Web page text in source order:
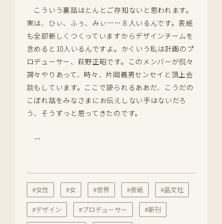
こういう裏話はとんとご存知ないと思われます。
実は、ひぃ、ふぅ、みぃ……８人いるんです。表紙
も全部新しくつくっていますからデザインチームを
含めると10人いるんですよ。かくいう私は計画のプ
ロデューサー、萩野正昭です。このメンバーが侃々
諤々やりあって、時々、片岡義男センセイと頂上会
談もしています。ここで語られるああだ、こうだの
こぼれ話をみなさまにお伝えしない手はないだろ
う、そうずっと思ってきたのです。
…
#女性 #女 #世界 #表紙 #晶文社
#デザイン #プロデューサー #新刊